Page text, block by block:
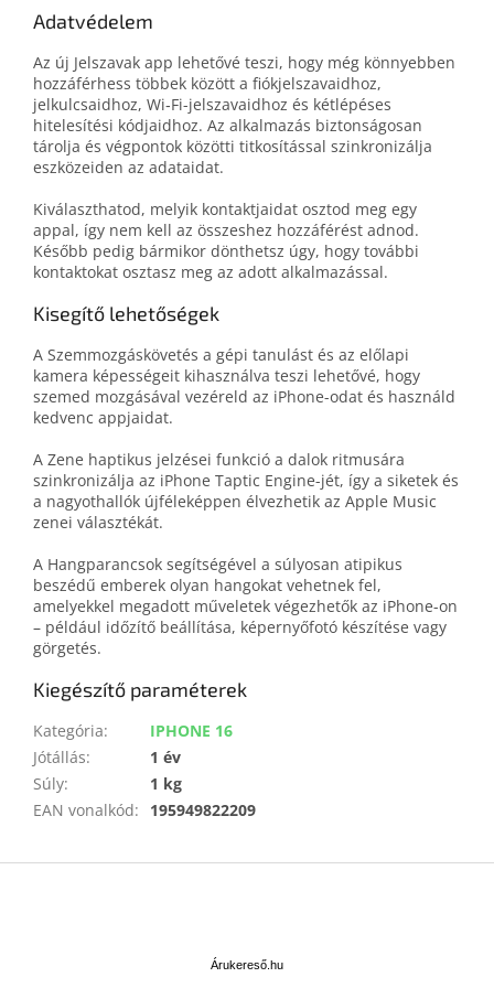
Adatvédelem
Az új Jelszavak app lehetővé teszi, hogy még könnyebben
hozzáférhess többek között a fiókjelszavaidhoz,
jelkulcsaidhoz, Wi‑Fi-jelszavaidhoz és kétlépéses
hitelesítési kódjaidhoz. Az alkalmazás biztonságosan
tárolja és végpontok közötti titkosítással szinkronizálja
eszközeiden az adataidat.
Kiválaszthatod, melyik kontaktjaidat osztod meg egy
appal, így nem kell az összeshez hozzáférést adnod.
Később pedig bármikor dönthetsz úgy, hogy további
kontaktokat osztasz meg az adott alkalmazással.
Kisegítő lehetőségek
A Szemmozgáskövetés a gépi tanulást és az előlapi
kamera képességeit kihasználva teszi lehetővé, hogy
szemed mozgásával vezéreld az iPhone-odat és használd
kedvenc appjaidat.
A Zene haptikus jelzései funkció a dalok ritmusára
szinkronizálja az iPhone Taptic Engine-jét, így a siketek és
a nagyothallók újféleképpen élvezhetik az Apple Music
zenei választékát.
A Hangparancsok segítségével a súlyosan atipikus
beszédű emberek olyan hangokat vehetnek fel,
amelyekkel megadott műveletek végezhetők az iPhone-on
– például időzítő beállítása, képernyőfotó készítése vagy
görgetés.
Kiegészítő paraméterek
Kategória:
IPHONE 16
Jótállás:
1 év
Súly:
1 kg
EAN vonalkód: 195949822209
Árukereső.hu